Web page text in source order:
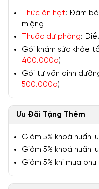
Thức ăn hạt: Đảm
miệng
Thuốc dự phòng:
Gói khám sức khỏe
400.000đ)
Gói tư vấn dinh
500.000đ)
Ưu Đãi Tặng Thêm
Giảm 5% khoá huấn
Giảm 5% khoá huấn
Giảm 5% khi mua phụ